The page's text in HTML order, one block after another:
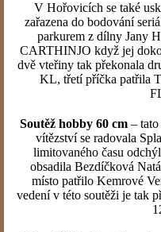
V Hořovicích se také
zařazena do bodování
parkurem z dílny Jany
CARTHINJO když jej
dvě vteřiny tak překonala
KL, třetí příčka patřila
Soutěž hobby 60 cm –
vítězství se radovala
limitovaného času
obsadila Bezdíčková
místo patřilo Kemrové
vedení v této soutěži je tak